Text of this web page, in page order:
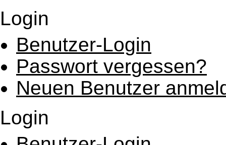
Login
Benutzer-Login
Passwort vergessen?
Neuen Benutzer
Login